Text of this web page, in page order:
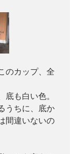
のカップ、全
も白い色。
うちに、底か
間違いないの